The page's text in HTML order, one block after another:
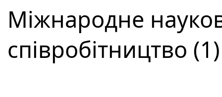
Міжнародне
співробітництво (1)